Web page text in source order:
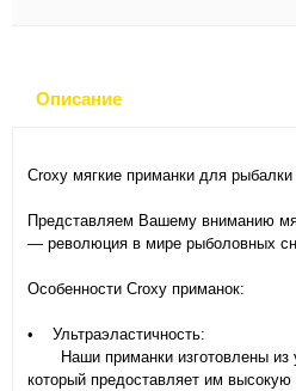
Описание
Croxy мягкие приманки для рыбалки
Представляем Вашему вниманию
— революция в мире рыболовных
Особенности Croxy приманок:
• Ультраэластичность:
Наши приманки изготовлены из
который предоставляет им высокую